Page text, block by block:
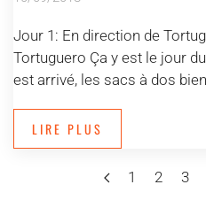
Jour 1: En direction de
Tortuguero Ça y est le jour
est arrivé, les sacs à dos
LIRE PLUS
1 2 3